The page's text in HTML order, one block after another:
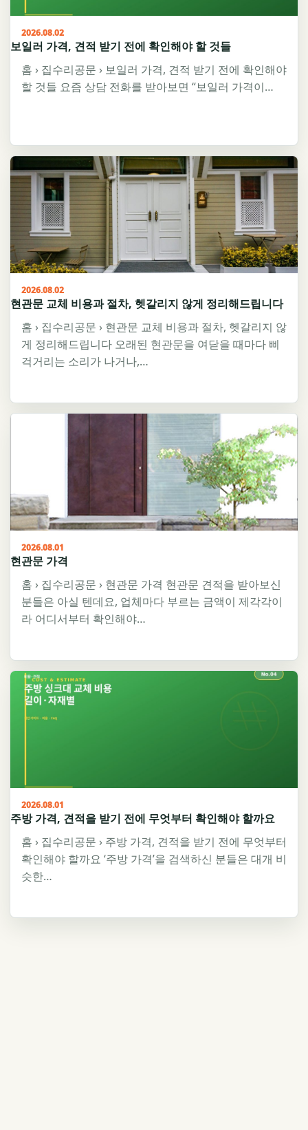
2026.08.02
보일러 가격, 견적 받기 전에 확인해야 할 것들
홈 › 집수리공문 › 보일러 가격, 견적 받기 전에 확인해야
할 것들 요즘 상담 전화를 받아보면 “보일러 가격이…
2026.08.02
현관문 교체 비용과 절차, 헷갈리지 않게 정리해드립니다
홈 › 집수리공문 › 현관문 교체 비용과 절차, 헷갈리지 않
게 정리해드립니다 오래된 현관문을 여닫을 때마다 삐
걱거리는 소리가 나거나,…
2026.08.01
현관문 가격
홈 › 집수리공문 › 현관문 가격 현관문 견적을 받아보신
분들은 아실 텐데요, 업체마다 부르는 금액이 제각각이
라 어디서부터 확인해야…
2026.08.01
주방 가격, 견적을 받기 전에 무엇부터 확인해야 할까요
홈 › 집수리공문 › 주방 가격, 견적을 받기 전에 무엇부터
확인해야 할까요 ‘주방 가격’을 검색하신 분들은 대개 비
슷한…